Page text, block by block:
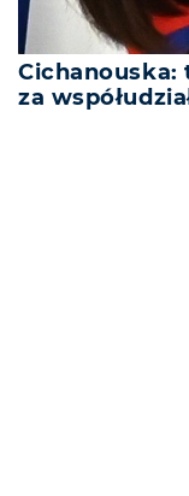
Cichanouska:
za